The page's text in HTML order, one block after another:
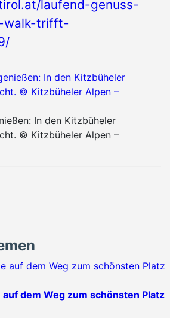
laufend-genuss-
walk-trifft-
In den Kitzbüheler
© Kitzbüheler Alpen –
dem Weg zum schönsten Platz